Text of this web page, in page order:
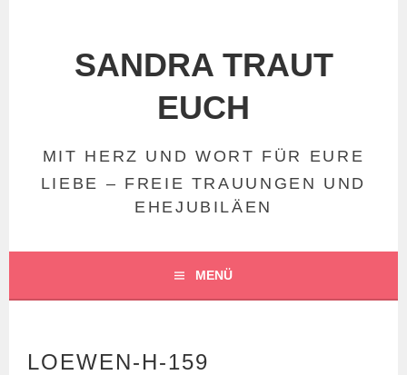
SANDRA TRAUT
EUCH
MIT HERZ UND WORT FÜR EURE
LIEBE – FREIE TRAUUNGEN UND
EHEJUBILÄEN
MENÜ
LOEWEN-H-159